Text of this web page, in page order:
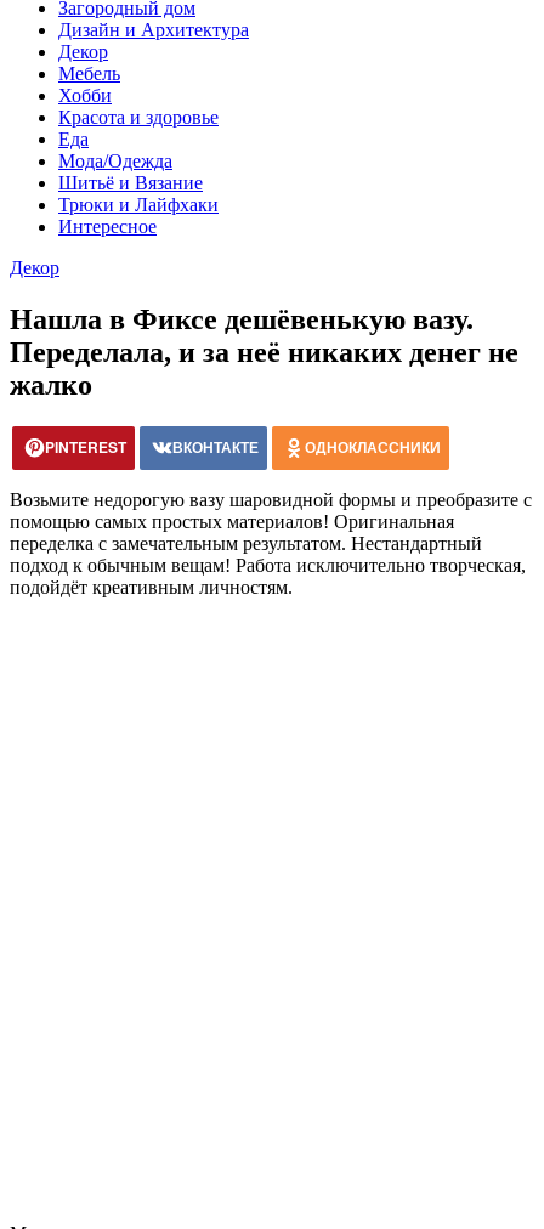
Загородный дом
Дизайн и Архитектура
Декор
Мебель
Хобби
Красота и здоровье
Еда
Мода/Одежда
Шитьё и Вязание
Трюки и Лайфхаки
Интересное
Декор
Нашла в Фиксе дешёвенькую вазу.
Переделала, и за неё никаких денег не
жалко
PINTEREST ВКОНТАКТЕ ОДНОКЛАССНИКИ
Возьмите недорогую вазу шаровидной формы и преобразите с
помощью самых простых материалов! Оригинальная
переделка с замечательным результатом. Нестандартный
подход к обычным вещам! Работа исключительно творческая,
подойдёт креативным личностям.